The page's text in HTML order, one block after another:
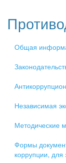
Общая
Независимая
Методические
Формы
коррупции, для